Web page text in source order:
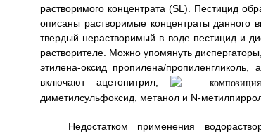
растворимого концентрата (SL). Пестицид
описаны растворимые концентраты данного
твердый нерастворимый в воде пестицид и
растворителе. Можно упомянуть
этилена-оксид пропилена/
включают ацетонитрил,
диметилсульфоксид, метанол и N-
Недостатком применения